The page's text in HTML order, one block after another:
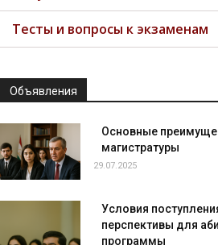
Тесты и вопросы к экзаменам
Объявления
Основные
магистратуры
29.07.2025
Условия
перспективы для
программы